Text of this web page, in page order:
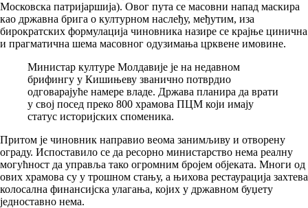
Московска патријаршија). Овог пута се масовни напад маскира
као државна брига о културном наслеђу, међутим, иза
бирократских формулација чиновника назире се крајње цинична
и прагматична шема масовног одузимања црквене имовине.
Министар културе Молдавије је на недавном
брифингу у Кишињеву званично потврдио
одговарајуће намере владе. Држава планира да врати
у свој посед преко 800 храмова ПЦМ који имају
статус историјских споменика.
Притом је чиновник направио веома занимљиву и отворену
ограду. Испоставило се да ресорно министарство нема реалну
могућност да управља тако огромним бројем објеката. Многи од
ових храмова су у трошном стању, а њихова рестаурација захтева
колосална финансијска улагања, којих у државном буџету
једноставно нема.